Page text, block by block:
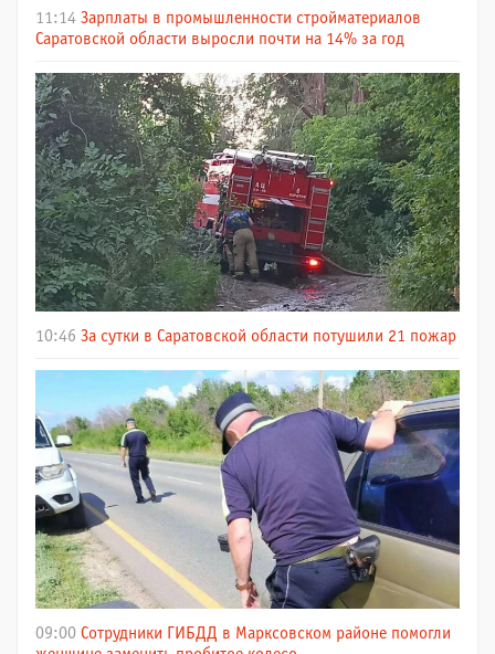
11:14 Зарплаты в промышленности стройматериалов
Саратовской области выросли почти на 14% за год
10:46 За сутки в Саратовской области потушили 21 пожар
09:00 Сотрудники ГИБДД в Марксовском районе помогли